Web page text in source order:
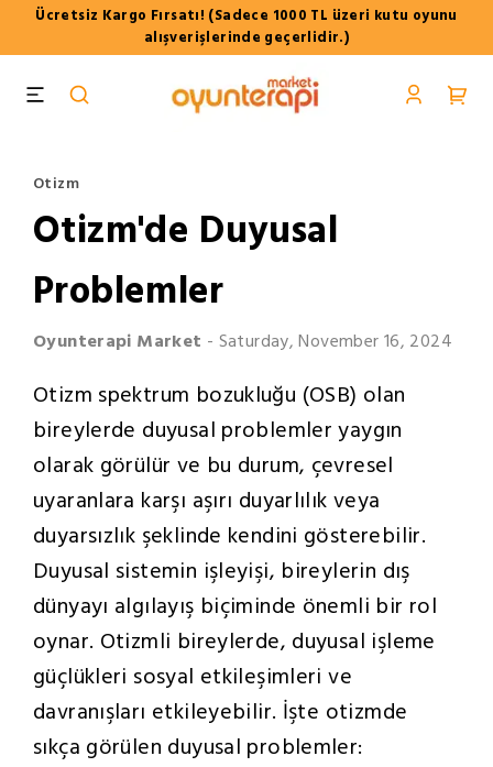
Ücretsiz Kargo Fırsatı! (Sadece 1000 TL üzeri kutu oyunu
alışverişlerinde geçerlidir.)
Otizm
Otizm'de Duyusal
Problemler
Oyunterapi Market - Saturday, November 16, 2024
Otizm spektrum bozukluğu (OSB) olan
bireylerde duyusal problemler yaygın
olarak görülür ve bu durum, çevresel
uyaranlara karşı aşırı duyarlılık veya
duyarsızlık şeklinde kendini gösterebilir.
Duyusal sistemin işleyişi, bireylerin dış
dünyayı algılayış biçiminde önemli bir rol
oynar. Otizmli bireylerde, duyusal işleme
güçlükleri sosyal etkileşimleri ve
davranışları etkileyebilir. İşte otizmde
sıkça görülen duyusal problemler: